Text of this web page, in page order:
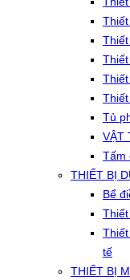
Tủ
VẬT
Tấm
THIẾT BỊ
Bể
tế
THIẾT BỊ